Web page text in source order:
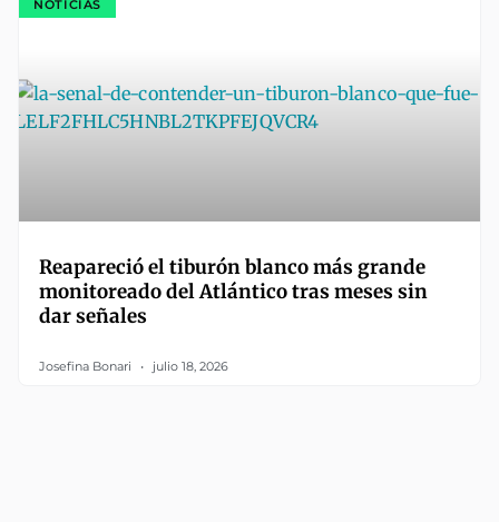
NOTICIAS
Reapareció el tiburón blanco más grande
monitoreado del Atlántico tras meses sin
dar señales
Josefina Bonari julio 18, 2026